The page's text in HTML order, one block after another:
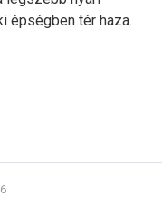
épségben tér haza.